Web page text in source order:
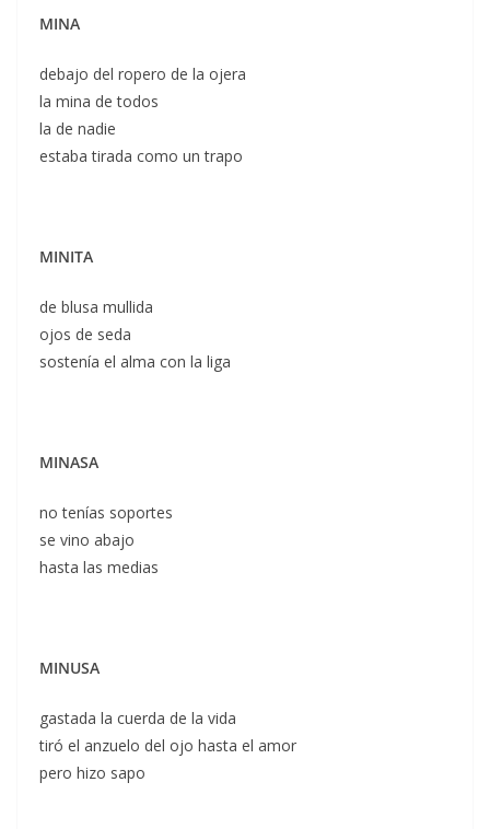
MINA
debajo del ropero de la ojera
la mina de todos
la de nadie
estaba tirada como un trapo
MINITA
de blusa mullida
ojos de seda
sostenía el alma con la liga
MINASA
no tenías soportes
se vino abajo
hasta las medias
MINUSA
gastada la cuerda de la vida
tiró el anzuelo del ojo hasta el amor
pero hizo sapo